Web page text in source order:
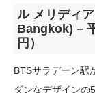
ル メリディ
Bangkok) –
円）
BTSサラデーン駅
ダンなデザインの